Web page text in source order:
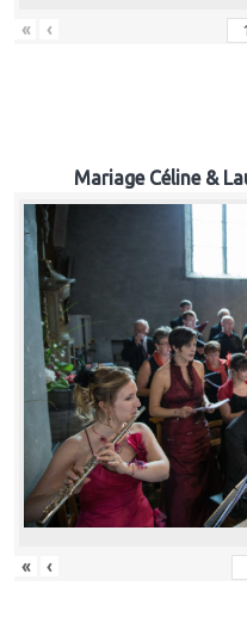
« ‹
Mariage Céline &
« ‹